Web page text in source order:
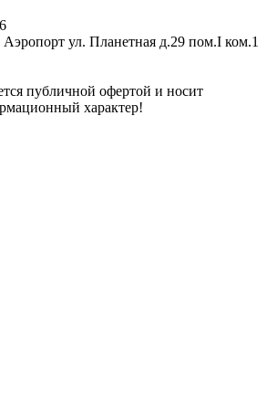
ул. Планетная д.29 пом.I ком.1
публичной офертой и носит
характер!